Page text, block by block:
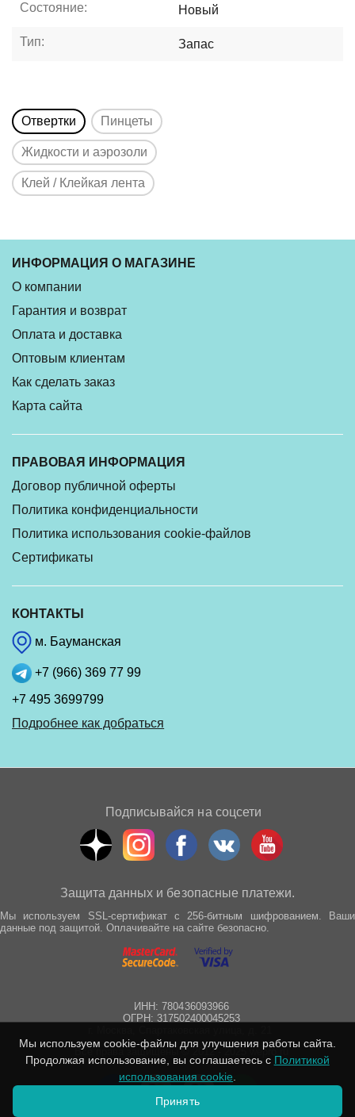
Состояние: Новый
Тип: Запас
Отвертки Пинцеты
Жидкости и аэрозоли
Клей / Клейкая лента
ИНФОРМАЦИЯ О МАГАЗИНЕ
О компании
Гарантия и возврат
Оплата и доставка
Оптовым клиентам
Как сделать заказ
Карта сайта
ПРАВОВАЯ ИНФОРМАЦИЯ
Договор публичной оферты
Политика конфиденциальности
Политика использования cookie-файлов
Сертификаты
КОНТАКТЫ
м. Бауманская
+7 (966) 369 77 99
+7 495 3699799
Подробнее как добраться
Подписывайся на соцсети
Защита данных и безопасные платежи.
Мы используем SSL-сертификат с 256-битным шифрованием. Ваши
данные под защитой. Оплачивайте на сайте безопасно.
ИНН: 780436093966
ОГРН: 317502400045253
Все права защищены © 2012 - 2025 wepro.ru
Мы используем cookie-файлы для улучшения работы сайта.
Продолжая использование, вы соглашаетесь с Политикой
использования cookie
Принять